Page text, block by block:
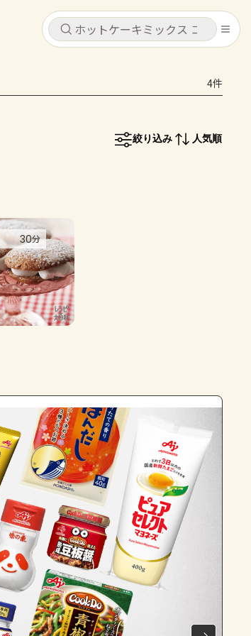
キャンセル
ログインするとレシピを保存できます
コンテンツ
レシピ
トーク
AJINOMOTO PARK とは
キャンセル
コンテンツ
4件
絞り込み 人気順
30分